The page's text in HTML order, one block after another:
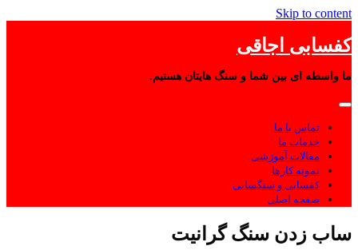
Skip to content
کفسابی اجاقی
ما واسطه ای بین شما و سنگ هایتان هستیم.
تماس با ما
خدمات ما
مقالات آموزشی
نمونه کارها
کفسابی و سنگسابی
صفحه اصلی
ساب زدن سنگ گرانیت